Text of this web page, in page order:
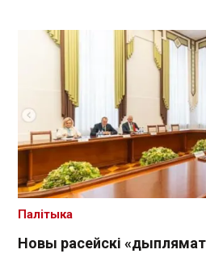
Новы расейскі
Палітыка